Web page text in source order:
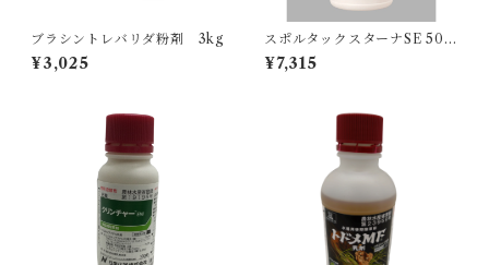
ブラシントレバリダ粉剤 3kg
¥3,025
スポルタックスターナSE 500
ml 1本
¥7,315